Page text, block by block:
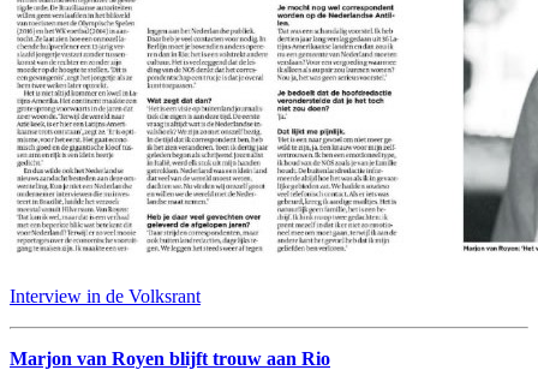
Interview in de Volksrant
Marjon van Royen blijft trouw aan Rio